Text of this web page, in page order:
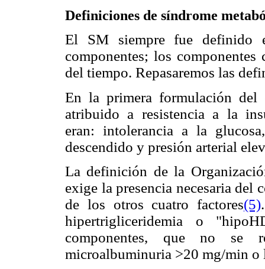
Definiciones de síndrome
El SM siempre fue definido
componentes; los
del tiempo. Repasaremos las
En la primera formulación del
atribuido a resistencia a la
eran: intolerancia a la
descendido y presión arterial
La definición de la
exige la presencia necesaria del
de los otros cuatro factores(5)
hipertrigliceridemia o
componentes, que no se
microalbuminuria >20 mg/min o